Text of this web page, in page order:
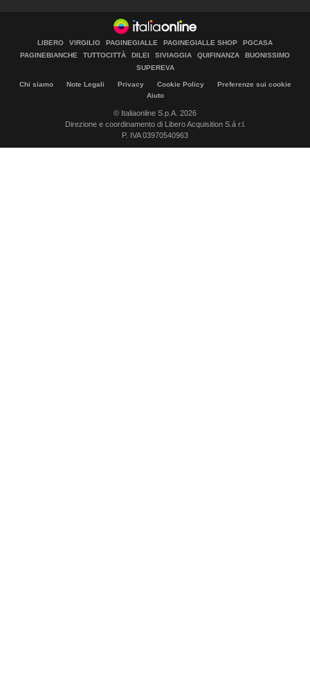
LIBERO VIRGILIO PAGINEGIALLE PAGINEGIALLE SHOP
PGCASA
PAGINEBIANCHE
TUTTOCITTÀ DILEI SIVIAGGIA QUIFINANZA
BUONISSIMO
SUPEREVA
Chi siamo Note Legali Privacy Cookie Policy
Preferenze sui cookie
Aiuto
© Italiaonline S.p.A. 2026
Direzione e coordinamento di Libero Acquisition S.á r.l.
P. IVA 03970540963